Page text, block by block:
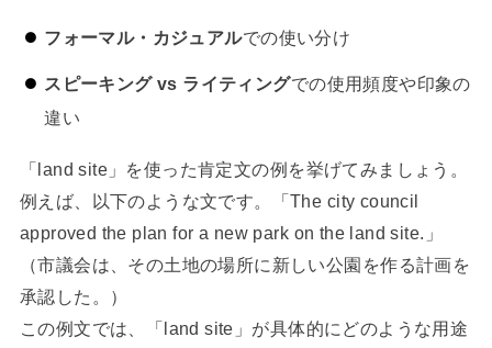
フォーマル・カジュアルでの使い分け
スピーキング vs ライティングでの使用頻度や印象の
違い
「land site」を使った肯定文の例を挙げてみましょう。
例えば、以下のような文です。「The city council
approved the plan for a new park on the land site.」
（市議会は、その土地の場所に新しい公園を作る計画を
承認した。）
この例文では、「land site」が具体的にどのような用途